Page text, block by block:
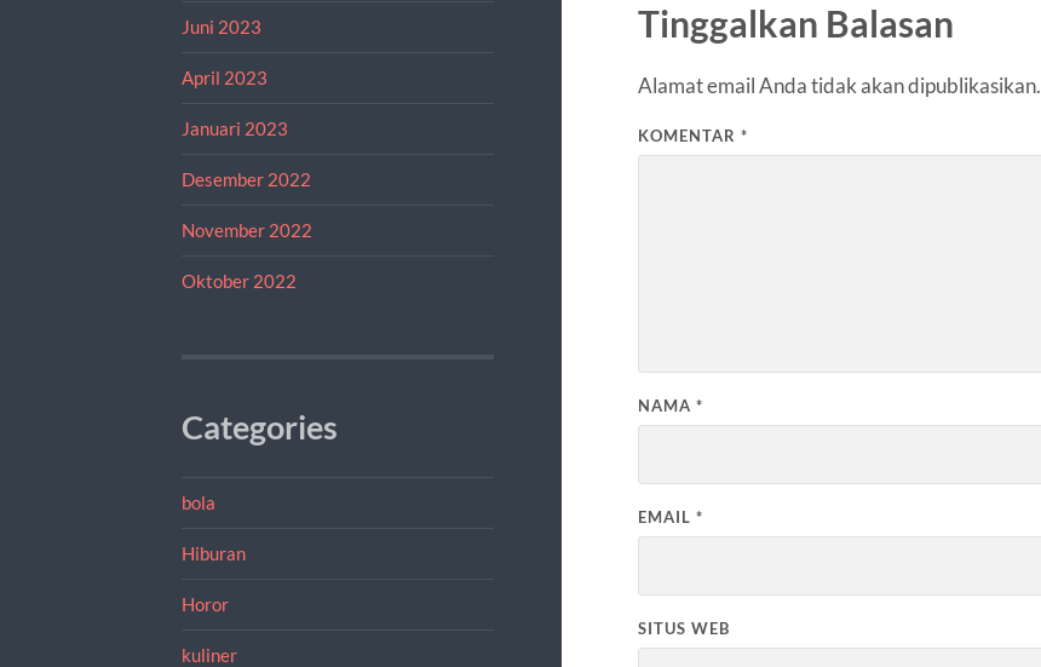
Juni 2023
April 2023
Januari 2023
Desember 2022
November 2022
Oktober 2022
Categories
bola
Hiburan
Horor
kuliner
Tinggalkan Balasan
Alamat email Anda tidak akan dipublikasikan.
KOMENTAR *
NAMA *
EMAIL *
SITUS WEB